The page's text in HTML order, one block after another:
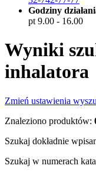
Godziny
pt 9.00 - 16.00
Wyniki
inhalatora
Zmień ustawienia
Znaleziono produktów:
Szukaj dokładnie
Szukaj w numerach